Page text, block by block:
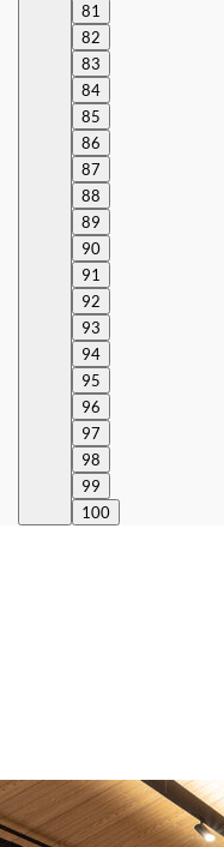
81
82
83
84
85
86
87
88
89
90
91
92
93
94
95
96
97
98
99
100